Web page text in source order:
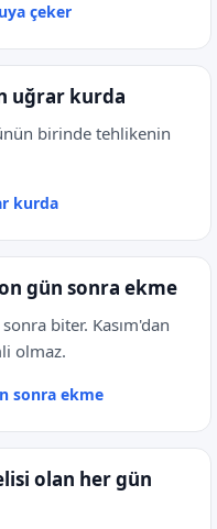
çeker
uğrar kurda
birinde tehlikenin
kurda
gün sonra ekme
biter. Kasım'dan
olmaz.
sonra ekme
olan her gün